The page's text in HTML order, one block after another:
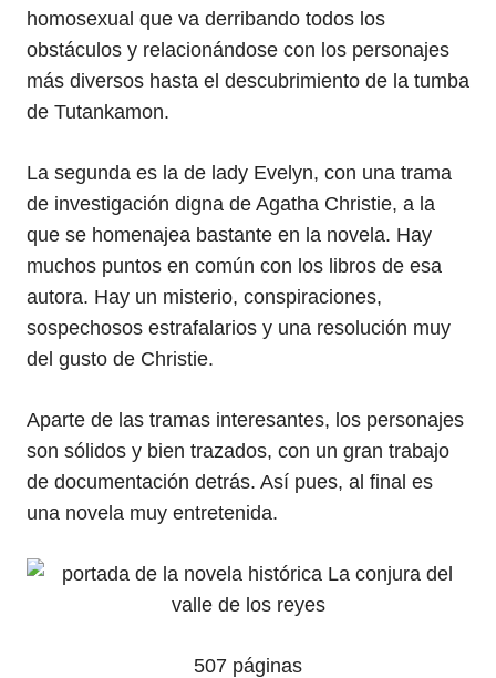
homosexual que va derribando todos los
obstáculos y relacionándose con los personajes
más diversos hasta el descubrimiento de la tumba
de Tutankamon.
La segunda es la de lady Evelyn, con una trama
de investigación digna de Agatha Christie, a la
que se homenajea bastante en la novela. Hay
muchos puntos en común con los libros de esa
autora. Hay un misterio, conspiraciones,
sospechosos estrafalarios y una resolución muy
del gusto de Christie.
Aparte de las tramas interesantes, los personajes
son sólidos y bien trazados, con un gran trabajo
de documentación detrás. Así pues, al final es
una novela muy entretenida.
507 páginas